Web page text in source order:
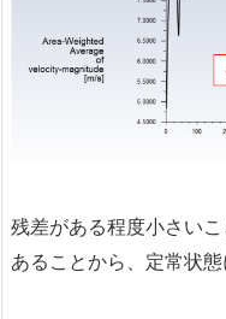
残差がある程度小さい
あることから、定常状